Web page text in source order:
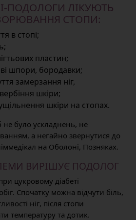
ПОДОЛОГИ ЛІКУЮТЬ
СТОПИ:
в стопі;
пластин;
шпори, бородавки;
замерзання ніг,
шкіри;
ущільнення шкіри на стопах.
було ускладнень, не
а негайно звернутися до
на Оболоні, Позняках.
ВИРІШУЄ ПОДОЛОГ
цукровому діабеті
Спочатку можна відчути біль,
ніг, після стопи
температуру та дотик.